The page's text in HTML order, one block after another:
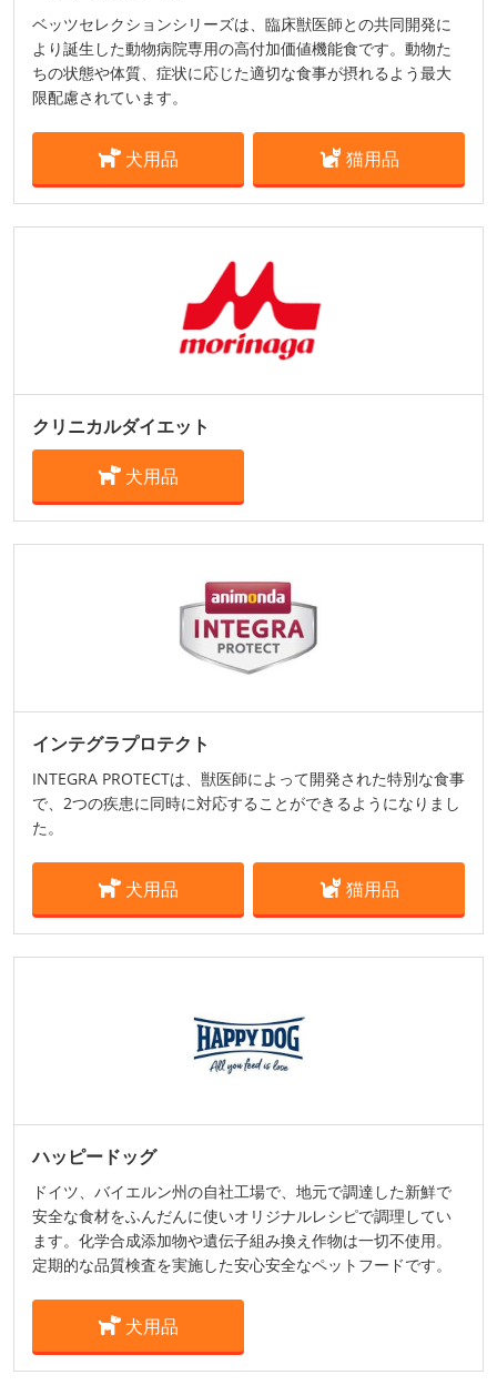
ベッツセレクションシリーズは、臨床獣医師との共同開発に
より誕生した動物病院専用の高付加価値機能食です。動物た
ちの状態や体質、症状に応じた適切な食事が摂れるよう最大
限配慮されています。
犬用品 猫用品
クリニカルダイエット
犬用品
インテグラプロテクト
INTEGRA PROTECTは、獣医師によって開発された特別な食事
で、2つの疾患に同時に対応することができるようになりまし
た。
犬用品 猫用品
ハッピードッグ
ドイツ、バイエルン州の自社工場で、地元で調達した新鮮で
安全な食材をふんだんに使いオリジナルレシピで調理してい
ます。化学合成添加物や遺伝子組み換え作物は一切不使用。
定期的な品質検査を実施した安心安全なペットフードです。
犬用品